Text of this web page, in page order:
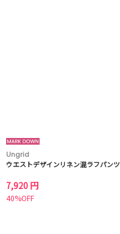
Ungrid
ウエストデザインリネン混ラフパンツ
7,920 円
40%OFF